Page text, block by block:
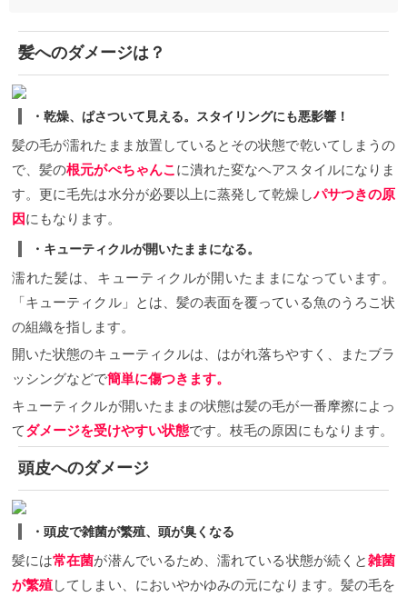
髪へのダメージは？
・乾燥、ぱさついて見える。スタイリングにも悪影響！
髪の毛が濡れたまま放置しているとその状態で乾いてしまうの
で、髪の根元がぺちゃんこ に潰れた変なヘアスタイルになりま
す。更に毛先は水分が必要以上に蒸発して乾燥しパサつきの原
因にもなります。
・キューティクルが開いたままになる。
濡れた髪は、キューティクルが開いたままになっています。
「キューティクル」とは、髪の表面を覆っている魚のうろこ状
の組織を指します。
開いた状態のキューティクルは、はがれ落ちやすく、またブラ
ッシングなどで簡単に傷つきます。
キューティクルが開いたままの状態は髪の毛が一番摩擦によっ
てダメージを受けやすい状態です。枝毛の原因にもなります。
頭皮へのダメージ
・頭皮で雑菌が繁殖、頭が臭くなる
髪には常在菌が潜んでいるため、濡れている状態が続くと雑菌
が繁殖してしまい、においやかゆみの元になります。髪の毛を